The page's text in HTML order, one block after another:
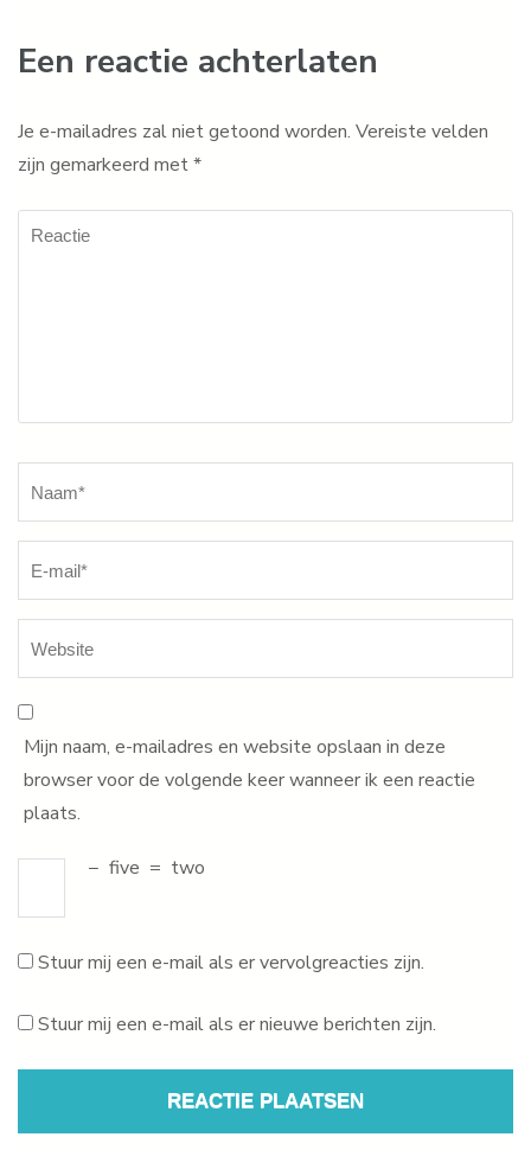
Een reactie achterlaten
Je e-mailadres zal niet getoond worden. Vereiste velden
zijn gemarkeerd met*
Reactie
Mijn naam, e-mailadres en website opslaan in deze
browser voor de volgende keer wanneer ik een reactie
plaats.
− five = two
Stuur mij een e-mail als er vervolgreacties zijn.
Stuur mij een e-mail als er nieuwe berichten zijn.